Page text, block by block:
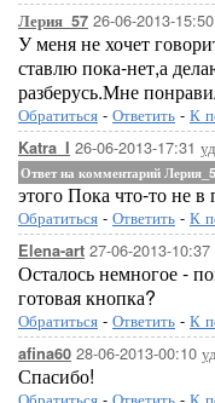
Лерия_57 26-06-2013-15:50
У меня не хочет
ставлю пока-нет,а
разберусь.Мне
Обратиться - Ответить - К
Katra_I 26-06-2013-17:31
Ответ на комментарий
этого Пока что-то не
Обратиться - Ответить - К
Elena-art 27-06-2013-10:37
Осталось немногое -
готовая кнопка?
Обратиться - Ответить - К
afina60 28-06-2013-00:10
Спасибо!